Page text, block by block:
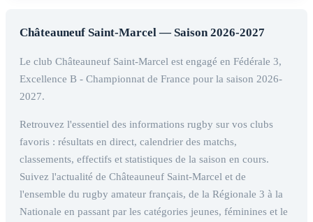
Châteauneuf Saint-Marcel — Saison 2026-2027
Le club Châteauneuf Saint-Marcel est engagé en Fédérale 3,
Excellence B - Championnat de France pour la saison 2026-
2027.
Retrouvez l'essentiel des informations rugby sur vos clubs
favoris : résultats en direct, calendrier des matchs,
classements, effectifs et statistiques de la saison en cours.
Suivez l'actualité de Châteauneuf Saint-Marcel et de
l'ensemble du rugby amateur français, de la Régionale 3 à la
Nationale en passant par les catégories jeunes, féminines et le